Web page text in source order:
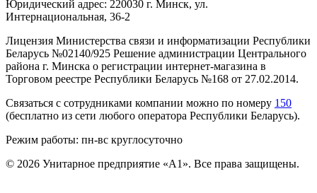
Юридический адрес: 220030 г. Минск, ул.
Интернациональная, 36-2
Лицензия Министерства связи и информатизации Республики
Беларусь №02140/925 Решение администрации Центрального
района г. Минска о регистрации интернет-магазина в
Торговом реестре Республики Беларусь №168 от 27.02.2014.
Связаться с сотрудниками компании можно по номеру 150
(бесплатно из сети любого оператора Республики Беларусь).
Режим работы: пн-вс круглосуточно
© 2026 Унитарное предприятие «А1». Все права защищены.